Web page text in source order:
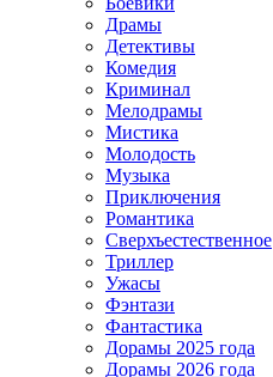
Драмы
Детективы
Комедия
Криминал
Мелодрамы
Мистика
Молодость
Музыка
Приключения
Романтика
Сверхъестественное
Триллер
Ужасы
Фэнтази
Фантастика
Дорамы 2025 года
Дорамы 2026 года